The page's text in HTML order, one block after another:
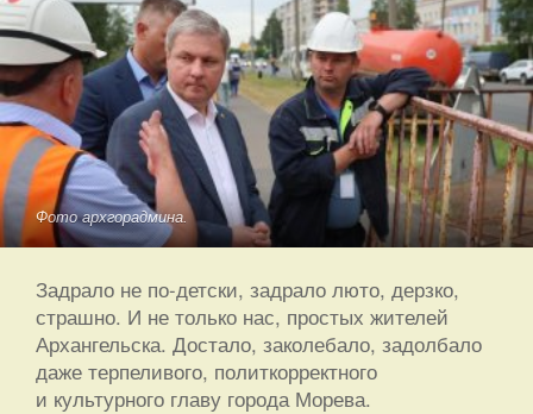
Фото архгорадмина.
Задрало не по-детски, задрало люто, дерзко,
страшно. И не только нас, простых жителей
Архангельска. Достало, заколебало, задолбало
даже терпеливого, политкорректного
и культурного главу города Морева.